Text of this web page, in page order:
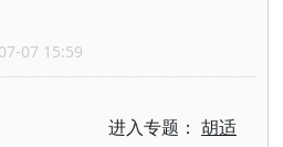
07 15:59
进入专题： 胡适